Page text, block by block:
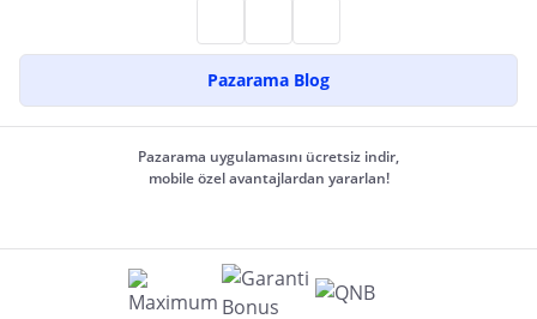
Pazarama Blog
Pazarama uygulamasını ücretsiz indir,
mobile özel avantajlardan yararlan!